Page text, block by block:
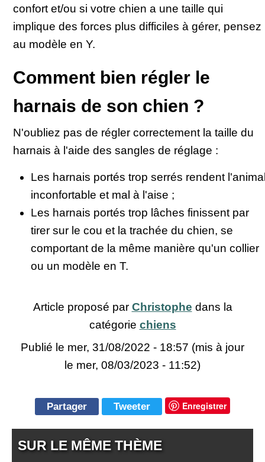
confort et/ou si votre chien a une taille qui
implique des forces plus difficiles à gérer, pensez
au modèle en Y.
Comment bien régler le
harnais de son chien ?
N'oubliez pas de régler correctement la taille du
harnais à l'aide des sangles de réglage :
Les harnais portés trop serrés rendent
inconfortable et mal à l'aise ;
Les harnais portés trop lâches finissent par
tirer sur le cou et la trachée du chien, se
comportant de la même manière qu'un collier
ou un modèle en T.
Article proposé par Christophe dans la
catégorie chiens
Publié le mer, 31/08/2022 - 18:57 (mis à jour
le mer, 08/03/2023 - 11:52)
Partager Tweeter Enregistrer
SUR LE MÊME THÈME